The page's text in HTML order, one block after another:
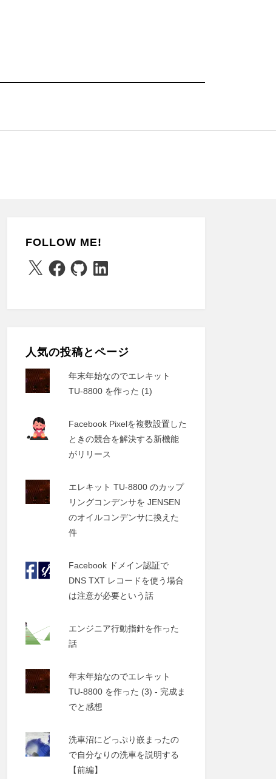
FOLLOW ME!
X Facebook
GitHubLinkedIn
人気の投稿とページ
年末年始なのでエレキット
TU-8800 を作った (1)
Facebook Pixelを複数設置した
ときの競合を解決する新機能
がリリース
エレキット TU-8800 のカップ
リングコンデンサを JENSEN
のオイルコンデンサに換えた
件
Facebook ドメイン認証で
DNS TXT レコードを使う場合
は注意が必要という話
エンジニア行動指針を作った
話
年末年始なのでエレキット
TU-8800 を作った (3) - 完成ま
でと感想
洗車沼にどっぷり嵌まったの
で自分なりの洗車を説明する
【前編】